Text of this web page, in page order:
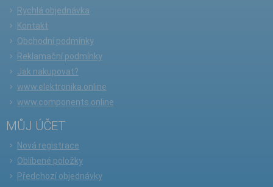
Rychlá objednávka
Kontakt
Obchodní podmínky
Reklamační podmínky
Jak nakupovat?
www.elektronika.online
www.components.online
MŮJ ÚČET
Nová registrace
Oblíbené položky
Předchozí objednávky